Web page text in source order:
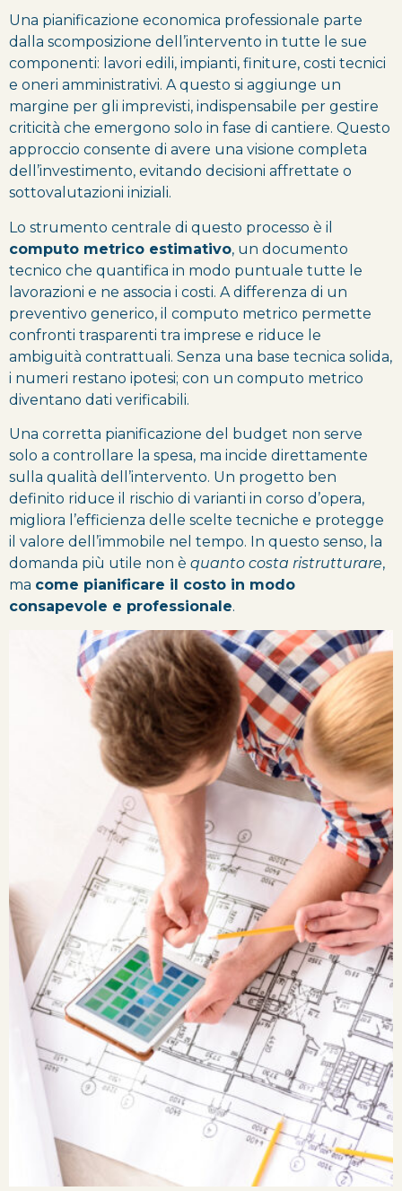
Una pianificazione economica professionale parte
dalla scomposizione dell’intervento in tutte le sue
componenti: lavori edili, impianti, finiture, costi tecnici
e oneri amministrativi. A questo si aggiunge un
margine per gli imprevisti, indispensabile per gestire
criticità che emergono solo in fase di cantiere. Questo
approccio consente di avere una visione completa
dell’investimento, evitando decisioni affrettate o
sottovalutazioni iniziali.
Lo strumento centrale di questo processo è il
computo metrico estimativo, un documento
tecnico che quantifica in modo puntuale tutte le
lavorazioni e ne associa i costi. A differenza di un
preventivo generico, il computo metrico permette
confronti trasparenti tra imprese e riduce le
ambiguità contrattuali. Senza una base tecnica solida,
i numeri restano ipotesi; con un computo metrico
diventano dati verificabili.
Una corretta pianificazione del budget non serve
solo a controllare la spesa, ma incide direttamente
sulla qualità dell’intervento. Un progetto ben
definito riduce il rischio di varianti in corso d’opera,
migliora l’efficienza delle scelte tecniche e protegge
il valore dell’immobile nel tempo. In questo senso, la
domanda più utile non è quanto costa ristrutturare,
ma come pianificare il costo in modo
consapevole e professionale.